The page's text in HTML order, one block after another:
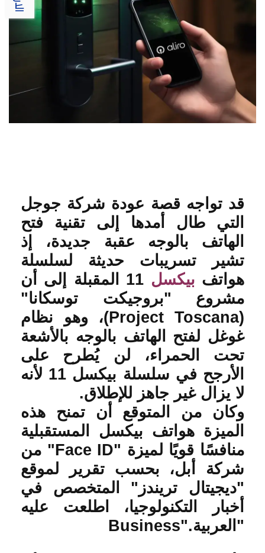
قد تواجه قصة عودة شركة جوجل
التي طال أمدها إلى تقنية فتح
الهاتف بالوجه عقبة جديدة، إذ
تشير تسريبات حديثة لسلسلة
هواتف بيكسل 11
المقبلة إلى أن
مشروع "بروجيكت توسكانا"
(Project Toscana)، وهو نظام
غوغل لفتح الهاتف بالوجه بالأشعة
تحت الحمراء، لن يُطرح على
الأرجح في سلسلة بيكسل 11 لأنه
لا يزال غير جاهز للإطلاق.
وكان من المتوقع أن تمنح هذه
الميزة هواتف بيكسل المستقبلية
منافسًا قويًا لميزة "Face ID" من
شركة أبل، بحسب تقرير لموقع
"ديجيتال تريندز" المتخصص في
أخبار التكنولوجيا، اطلعت عليه
"العربيةBusiness".